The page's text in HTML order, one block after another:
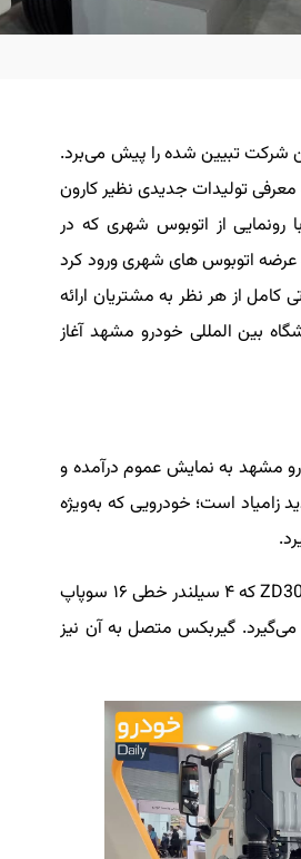
شرکت تبیین شده را پیش می‌برد.
تولیدات جدیدی نظیر کارون
رونمایی از اتوبوس شهری که در
عرضه اتوبوس های شهری ورود کرد
کامل از هر نظر به مشتریان ارائه
بین المللی خودرو مشهد آغاز
بین‌المللی خودرو مشهد به نمایش عموم درآمده و
نمونه ۵.۵ تُن این محصول جدید زامیاد است؛ خودرویی که به‌ویژه
کامیونت ۵.۵تن زامیاد باراد از موتور ۳.۰ لیتری توربودیزل نیسان با کُد ZD30D15-5N که ۴ سیلندر خطی ۱۶ سوپاپ
نیوتن‌متر گشتاور بیشینه می‌گیرد. گیربکس متصل به آن نیز